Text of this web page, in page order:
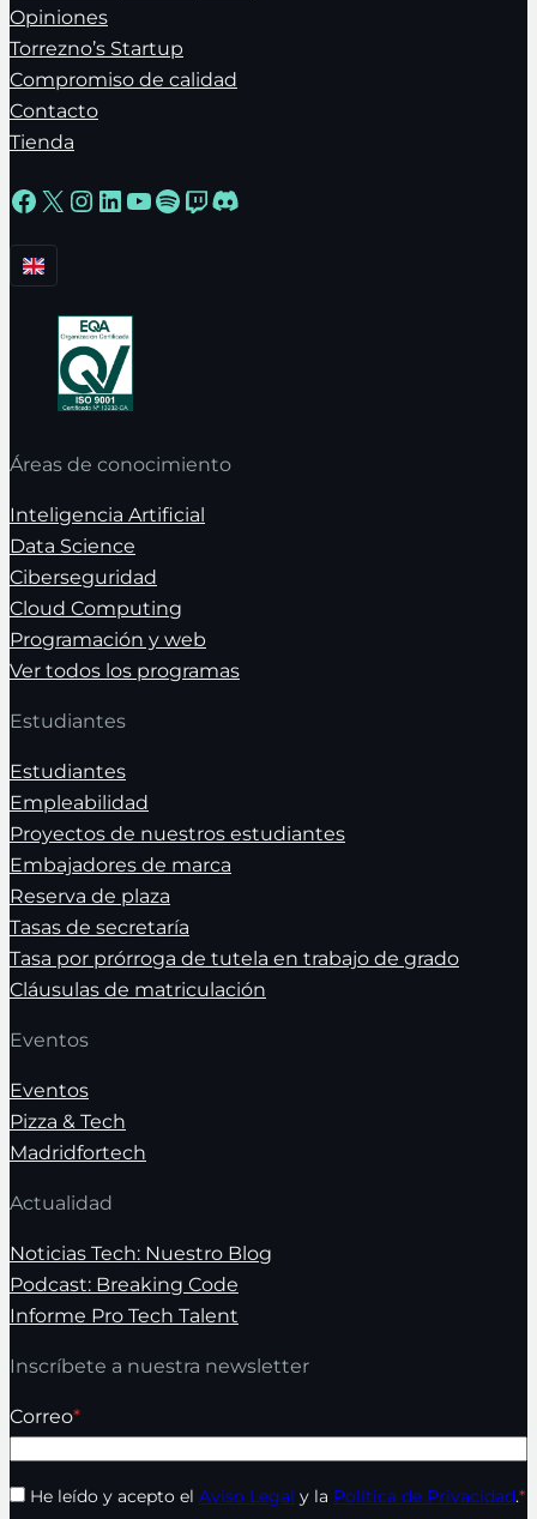
Opiniones
Torrezno’s Startup
Compromiso de calidad
Contacto
Tienda
Facebook
X Instagram
LinkedIn
YouTube
Spotify
Twitch
Discord
Áreas de conocimiento
Inteligencia Artificial
Data Science
Ciberseguridad
Cloud Computing
Programación y web
Ver todos los programas
Estudiantes
Estudiantes
Empleabilidad
Proyectos de nuestros estudiantes
Embajadores de marca
Reserva de plaza
Tasas de secretaría
Tasa por prórroga de tutela en trabajo de grado
Cláusulas de matriculación
Eventos
Eventos
Pizza & Tech
Madridfortech
Actualidad
Noticias Tech: Nuestro Blog
Podcast: Breaking Code
Informe Pro Tech Talent
Inscríbete a nuestra newsletter
Correo*
He leído y acepto el Aviso Legal y la Política de Privacidad.*